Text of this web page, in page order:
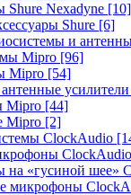
Nexadyne [10]
Shure [6]
и
Mipro [96]
Mipro [54]
Mipro [44]
Mipro [2]
ClockAudio
ClockAudio
«гусиной шее»
микрофоны